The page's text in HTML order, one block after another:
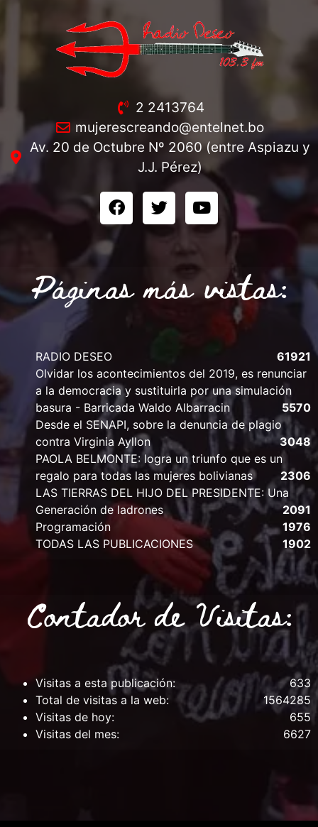
2 2413764
mujerescreando@entelnet.bo
Av. 20 de Octubre Nº 2060 (entre Aspiazu y
J.J. Pérez)
Páginas más vistas:
RADIO DESEO
61921
Olvidar los acontecimientos del 2019, es renunciar
a la democracia y sustituirla por una simulación
basura - Barricada Waldo Albarracin
5570
Desde el SENAPI, sobre la denuncia de plagio
contra Virginia Ayllon
3048
PAOLA BELMONTE: logra un triunfo que es un
regalo para todas las mujeres bolivianas
2306
LAS TIERRAS DEL HIJO DEL PRESIDENTE: Una
Generación de ladrones
2091
Programación
1976
TODAS LAS PUBLICACIONES
1902
Contador de Visitas:
633
Visitas a esta publicación:
1564285
Total de visitas a la web:
655
Visitas de hoy:
6627
Visitas del mes: